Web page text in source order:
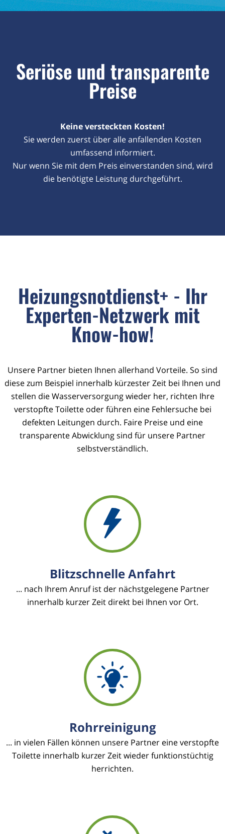
Seriöse und transparente
Preise
Keine versteckten Kosten!
Sie werden zuerst über alle anfallenden Kosten
umfassend informiert.
Nur wenn Sie mit dem Preis einverstanden sind, wird
die benötigte Leistung durchgeführt.
Heizungsnotdienst+ - Ihr
Experten-Netzwerk mit
Know-how!
Unsere Partner bieten Ihnen allerhand Vorteile. So sind
diese zum Beispiel innerhalb kürzester Zeit bei Ihnen und
stellen die Wasserversorgung wieder her, richten Ihre
verstopfte Toilette oder führen eine Fehlersuche bei
defekten Leitungen durch. Faire Preise und eine
transparente Abwicklung sind für unsere Partner
selbstverständlich.
Blitzschnelle Anfahrt
... nach Ihrem Anruf ist der nächstgelegene Partner
innerhalb kurzer Zeit direkt bei Ihnen vor Ort.
Rohrreinigung
... in vielen Fällen können unsere Partner eine verstopfte
Toilette innerhalb kurzer Zeit wieder funktionstüchtig
herrichten.